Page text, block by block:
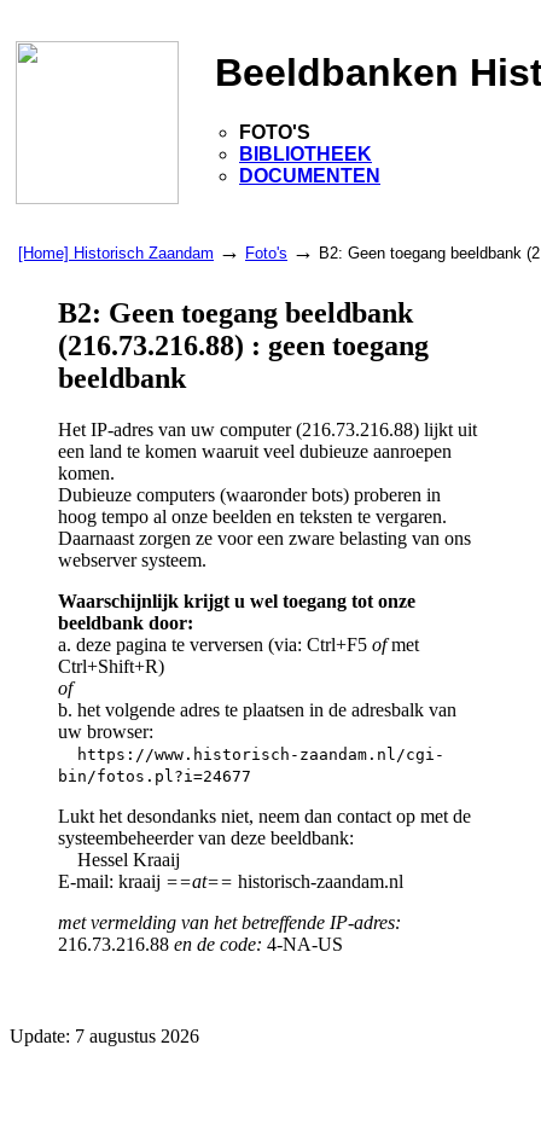
Beeldbanken
FOTO'S
BIBLIOTHEEK
DOCUMENTEN
[Home] Historisch Zaandam → Foto's → B2: Geen toegang beeldbank
B2: Geen toegang beeldbank
(216.73.216.88) : geen toegang
beeldbank
Het IP-adres van uw computer (216.73.216.88) lijkt uit
een land te komen waaruit veel dubieuze aanroepen
komen.
Dubieuze computers (waaronder bots) proberen in
hoog tempo al onze beelden en teksten te vergaren.
Daarnaast zorgen ze voor een zware belasting van ons
webserver systeem.
Waarschijnlijk krijgt u wel toegang tot onze
beeldbank door:
a. deze pagina te verversen (via: Ctrl+F5 ofmet
Ctrl+Shift+R)
of
b. het volgende adres te plaatsen in de adresbalk van
uw browser:
https://www.historisch-zaandam.nl/cgi-
bin/fotos.pl?i=24677
Lukt het desondanks niet, neem dan contact op met de
systeembeheerder van deze beeldbank:
Hessel Kraaij
E-mail: kraaij ==at== historisch-zaandam.nl
met vermelding van het betreffende IP-adres:
216.73.216.88 en de code: 4-NA-US
Update: 7 augustus 2026